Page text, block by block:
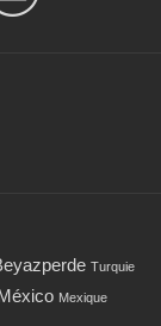
Turquie
Mexique